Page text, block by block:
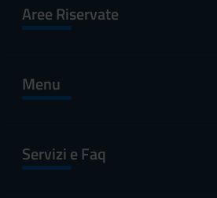
Aree Riservate
Menu
Servizi e Faq